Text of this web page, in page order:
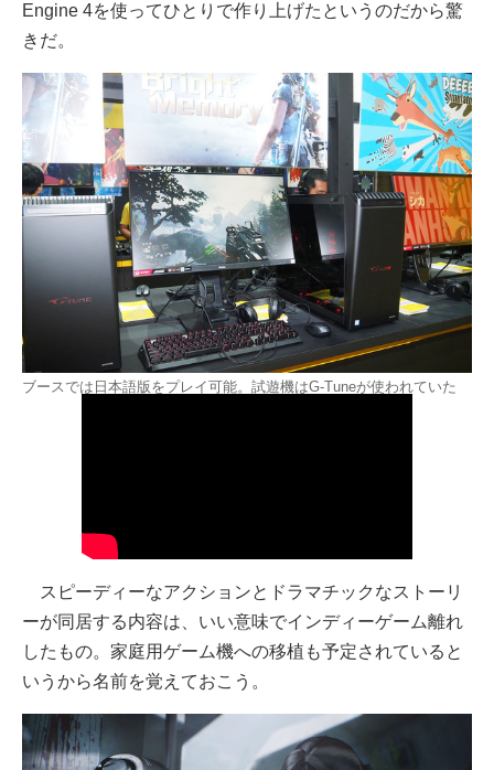
Engine 4を使ってひとりで作り上げたというのだから驚
きだ。
ブースでは日本語版をプレイ可能。試遊機はG-Tuneが使われていた
スピーディーなアクションとドラマチックなストーリ
ーが同居する内容は、いい意味でインディーゲーム離れ
したもの。家庭用ゲーム機への移植も予定されていると
いうから名前を覚えておこう。